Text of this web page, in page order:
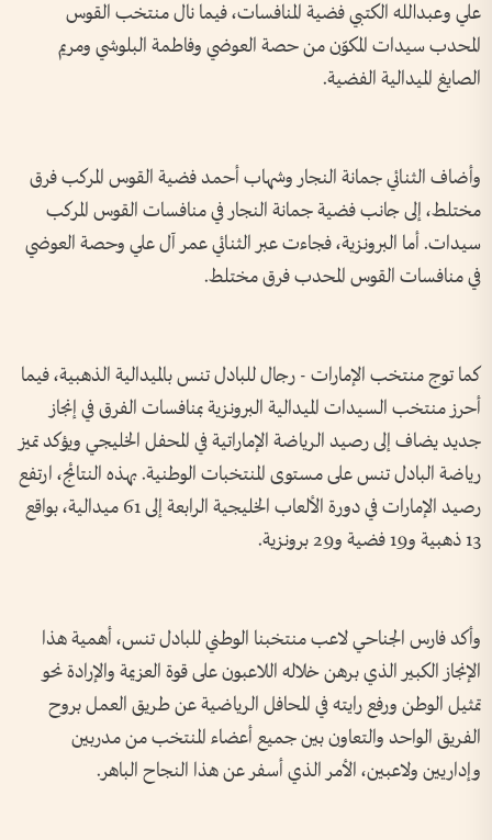
علي وعبدالله الكتبي فضية المنافسات، فيما نال منتخب القوس
المحدب سيدات المكوّن من حصة العوضي وفاطمة البلوشي ومريم
الصايغ الميدالية الفضية.
وأضاف الثنائي جمانة النجار وشهاب أحمد فضية القوس المركب فرق
مختلط، إلى جانب فضية جمانة النجار في منافسات القوس المركب
سيدات. أما البرونزية، فجاءت عبر الثنائي عمر آل علي وحصة العوضي
في منافسات القوس المحدب فرق مختلط.
كما توج منتخب الإمارات - رجال للبادل تنس بالميدالية الذهبية، فيما
أحرز منتخب السيدات الميدالية البرونزية بمنافسات الفرق في إنجاز
جديد يضاف إلى رصيد الرياضة الإماراتية في المحفل الخليجي ويؤكد تميز
رياضة البادل تنس على مستوى المنتخبات الوطنية. بهذه النتائج، ارتفع
رصيد الإمارات في دورة الألعاب الخليجية الرابعة إلى 61 ميدالية، بواقع
13 ذهبية و19 فضية و29 برونزية.
وأكد فارس الجناحي لاعب منتخبنا الوطني للبادل تنس، أهمية هذا
الإنجاز الكبير الذي برهن خلاله اللاعبون على قوة العزيمة والإرادة نحو
تمثيل الوطن ورفع رايته في المحافل الرياضية عن طريق العمل بروح
الفريق الواحد والتعاون بين جميع أعضاء المنتخب من مدربين
وإداريين ولاعبين، الأمر الذي أسفر عن هذا النجاح الباهر.